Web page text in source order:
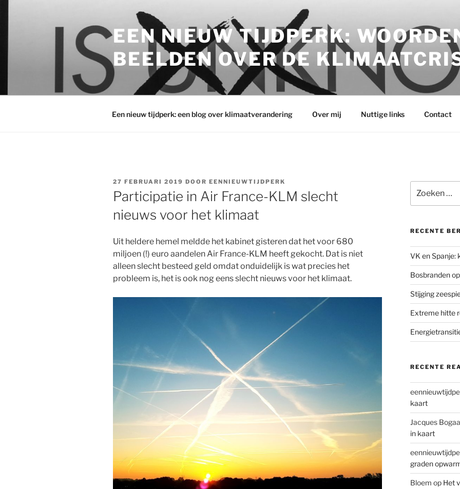
EEN NIEUW TIJDPERK:
BEELDEN OVER DE
Een nieuw tijdperk: een blog over klimaatverandering Over mij Nuttige links Contact
GEPLAATST
OP
27 FEBRUARI 2019 DOOR EENNIEUWTIJDPERK
Participatie in Air France-KLM slecht
nieuws voor het klimaat
Uit heldere hemel meldde het kabinet gisteren dat het voor 680
miljoen (!) euro aandelen Air France-KLM heeft gekocht. Dat is niet
alleen slecht besteed geld omdat onduidelijk is wat precies het
probleem is, het is ook nog eens slecht nieuws voor het klimaat.
naar:
RECENTE
VK en Spanje:
Bosbranden
Stijging
Extreme hitte
RECENTE
kaart
Jacques
in kaart
graden
Bloem op Het